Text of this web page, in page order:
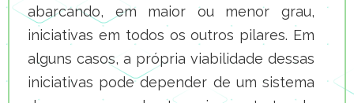
abarcando, em maior ou menor grau,
iniciativas em todos os outros pilares. Em
alguns casos, a própria viabilidade dessas
iniciativas pode depender de um sistema